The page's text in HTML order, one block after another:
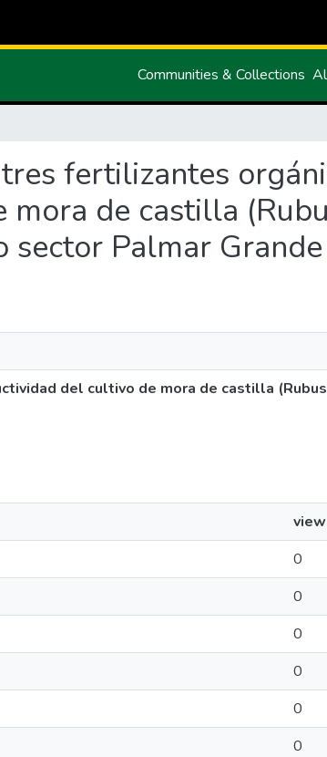
Communities & Collections
fertilizantes
de castilla
Palmar Grande
del cultivo de mora de castilla
0
0
0
0
0
0